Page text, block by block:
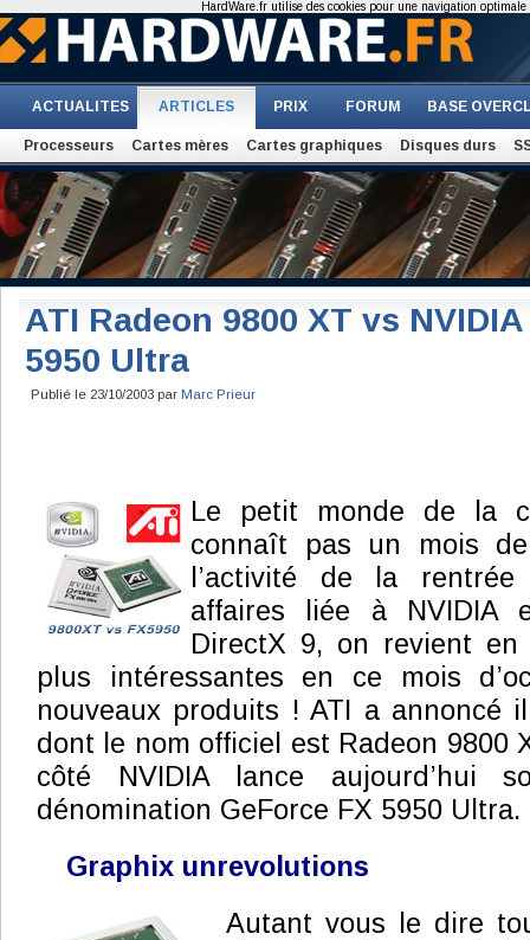
ACTUALITES ARTICLES PRIX FORUM BASE
Processeurs Cartes mères Cartes graphiques Disques durs
ATI Radeon 9800 XT vs
5950 Ultra
Publié le 23/10/2003 par Marc Prieur
Le petit monde de la
connaît pas un mois
l’activité de la
affaires liée à NVIDIA
DirectX 9, on revient
plus intéressantes en ce mois
nouveaux produits ! ATI a annoncé
dont le nom officiel est Radeon 9800
côté NVIDIA lance aujourd’hui
dénomination GeForce FX 5950 Ultra.
Graphix unrevolutions
Autant vous le dire
HardWare.fr utilise des cookies pour une navigation